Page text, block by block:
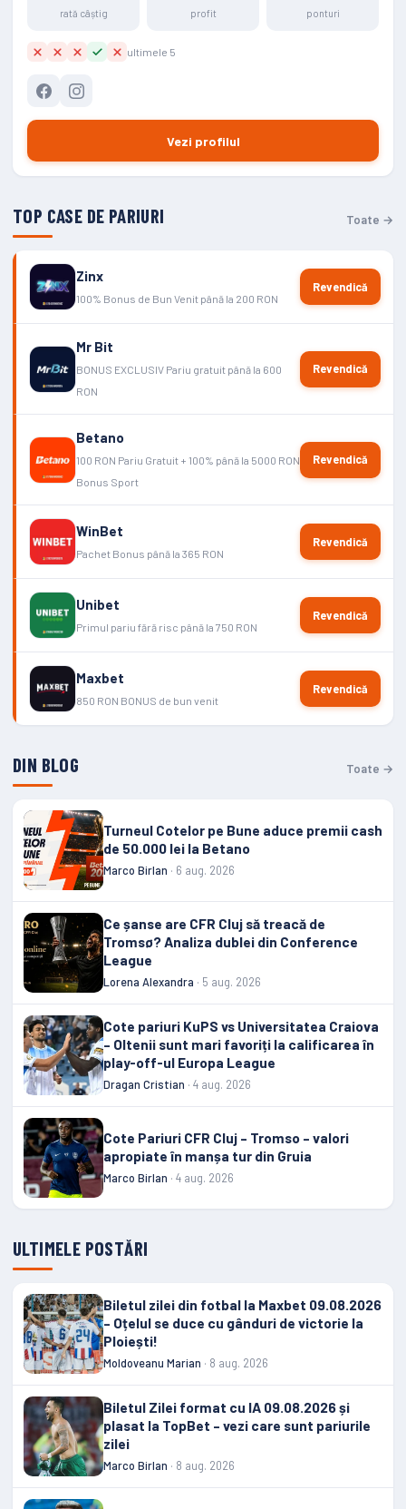
rată câștig profit ponturi
ultimele 5
Vezi profilul
TOP CASE DE PARIURI Toate →
Zinx
100% Bonus de Bun Venit până la 200 RON
Revendică
Mr Bit
BONUS EXCLUSIV Pariu gratuit până la 600
RON
Revendică
Betano
100 RON Pariu Gratuit + 100% până la 5000 RON
Bonus Sport
Revendică
WinBet
Pachet Bonus până la 365 RON
Revendică
Unibet
Primul pariu fără risc până la 750 RON
Revendică
Maxbet
850 RON BONUS de bun venit
Revendică
DIN BLOG Toate →
Turneul Cotelor pe Bune aduce premii cash
de 50.000 lei la Betano
Marco Birlan · 6 aug. 2026
Ce șanse are CFR Cluj să treacă de
Tromsø? Analiza dublei din Conference
League
Lorena Alexandra · 5 aug. 2026
Cote pariuri KuPS vs Universitatea Craiova
– Oltenii sunt mari favoriți la calificarea în
play-off-ul Europa League
Dragan Cristian · 4 aug. 2026
Cote Pariuri CFR Cluj – Tromso – valori
apropiate în manșa tur din Gruia
Marco Birlan · 4 aug. 2026
ULTIMELE POSTĂRI
Biletul zilei din fotbal la Maxbet 09.08.2026
– Oțelul se duce cu gânduri de victorie la
Ploiești!
Moldoveanu Marian · 8 aug. 2026
Biletul Zilei format cu IA 09.08.2026 și
plasat la TopBet – vezi care sunt pariurile
zilei
Marco Birlan · 8 aug. 2026